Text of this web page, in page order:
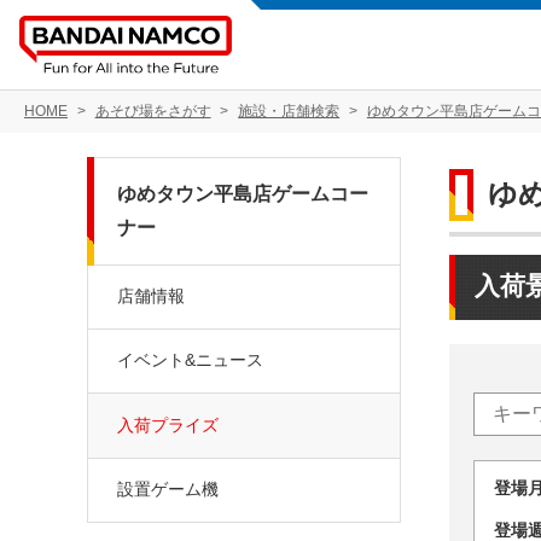
HOME あそび場をさがす 施設・店舗検索 ゆめタウン平島店ゲーム
ゆ
入荷
登
登
ゆめタウン平島店ゲームコー
ナー
店舗情報
イベント&ニュース
入荷プライズ
設置ゲーム機